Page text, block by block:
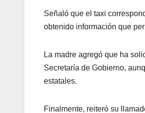
Señaló que el taxi
obtenido información que
La madre agregó que ha
Secretaría de Gobierno,
estatales.
Finalmente, reiteró su